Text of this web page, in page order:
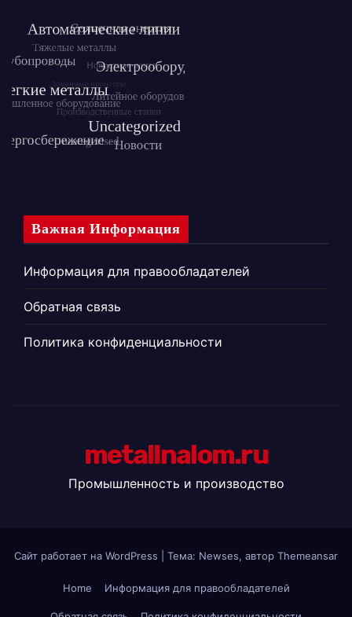
Важная Информация
Информация для правообладателей
Обратная связь
Политика конфиденциальности
metallnalom.ru
Промышленность и производство
Сайт работает на WordPress Тема: Newses, автор Themeansar
Home Информация для правообладателей